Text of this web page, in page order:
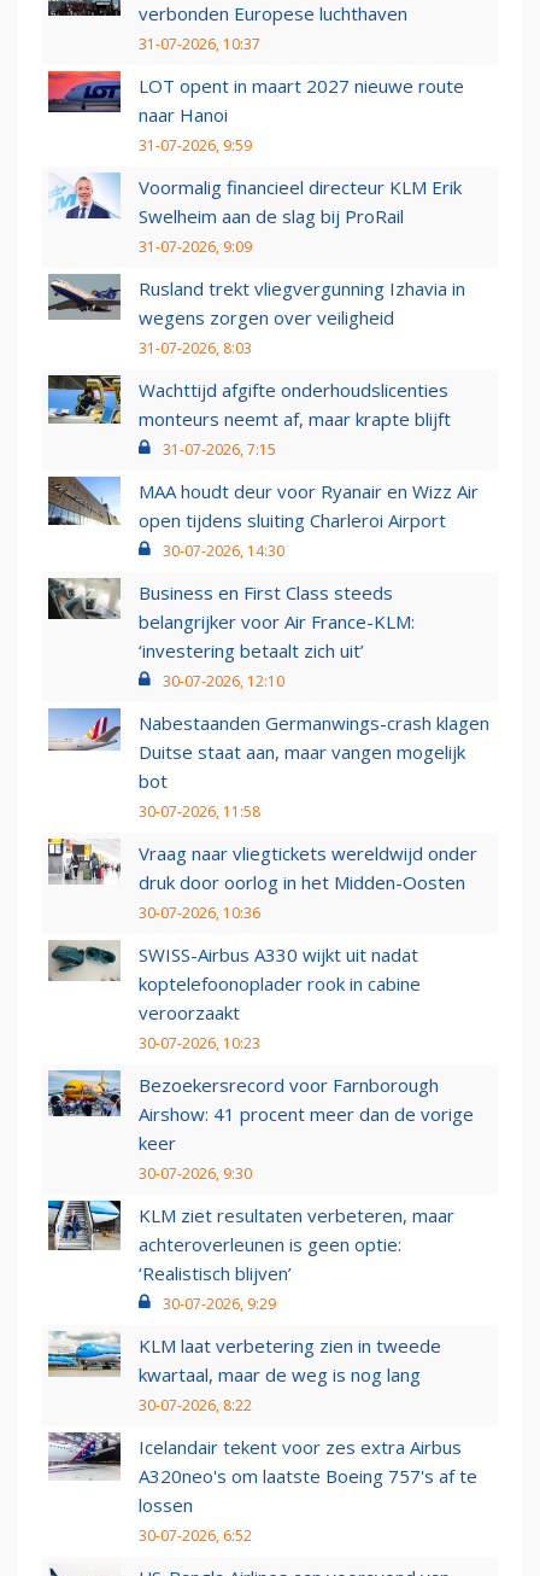
verbonden Europese luchthaven
31-07-2026, 10:37
LOT opent in maart 2027 nieuwe route
naar Hanoi
31-07-2026, 9:59
Voormalig financieel directeur KLM Erik
Swelheim aan de slag bij ProRail
31-07-2026, 9:09
Rusland trekt vliegvergunning Izhavia in
wegens zorgen over veiligheid
31-07-2026, 8:03
Wachttijd afgifte onderhoudslicenties
monteurs neemt af, maar krapte blijft
31-07-2026, 7:15
MAA houdt deur voor Ryanair en Wizz Air
open tijdens sluiting Charleroi Airport
30-07-2026, 14:30
Business en First Class steeds
belangrijker voor Air France-KLM:
‘investering betaalt zich uit’
30-07-2026, 12:10
Nabestaanden Germanwings-crash klagen
Duitse staat aan, maar vangen mogelijk
bot
30-07-2026, 11:58
Vraag naar vliegtickets wereldwijd onder
druk door oorlog in het Midden-Oosten
30-07-2026, 10:36
SWISS-Airbus A330 wijkt uit nadat
koptelefoonoplader rook in cabine
veroorzaakt
30-07-2026, 10:23
Bezoekersrecord voor Farnborough
Airshow: 41 procent meer dan de vorige
keer
30-07-2026, 9:30
KLM ziet resultaten verbeteren, maar
achteroverleunen is geen optie:
‘Realistisch blijven’
30-07-2026, 9:29
KLM laat verbetering zien in tweede
kwartaal, maar de weg is nog lang
30-07-2026, 8:22
Icelandair tekent voor zes extra Airbus
A320neo's om laatste Boeing 757's af te
lossen
30-07-2026, 6:52